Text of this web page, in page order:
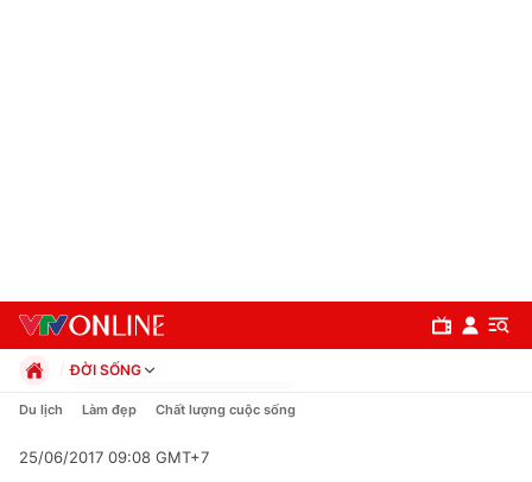
ĐỜI SỐNG
Chính trị
Pháp luật
Du lịch Làm đẹp Chất lượng cuộc sống
25/06/2017 09:08 GMT+7